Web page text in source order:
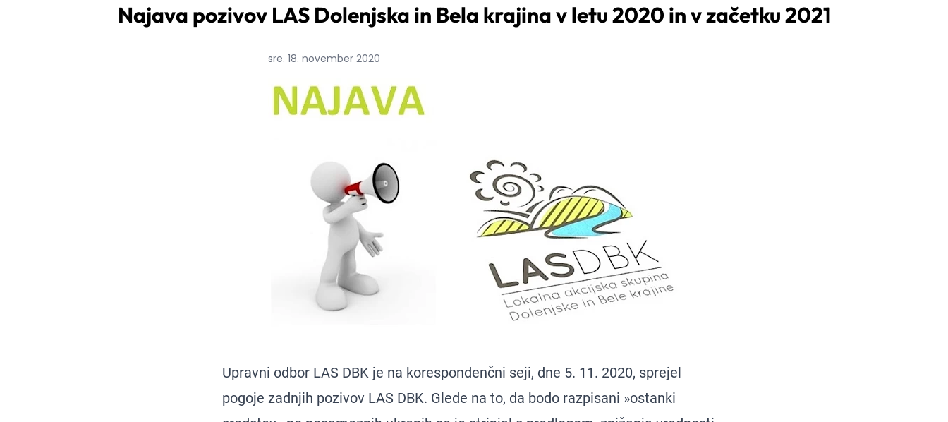
Najava pozivov LAS Dolenjska in Bela krajina v letu 2020 in v začetku 2021
sre. 18. november 2020
Upravni odbor LAS DBK je na korespondenčni seji, dne 5. 11. 2020, sprejel
pogoje zadnjih pozivov LAS DBK. Glede na to, da bodo razpisani »ostanki